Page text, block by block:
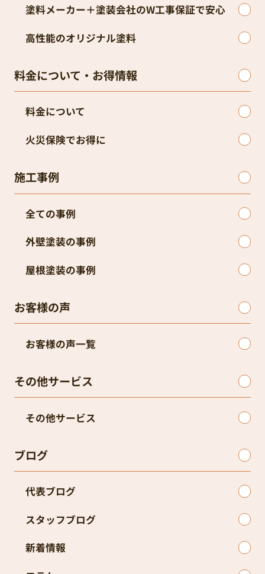
塗料メーカー＋塗装会社のW工事保証で安心
高性能のオリジナル塗料
料金について・お得情報
料金について
火災保険でお得に
施工事例
全ての事例
外壁塗装の事例
屋根塗装の事例
お客様の声
お客様の声一覧
その他サービス
その他サービス
ブログ
代表ブログ
スタッフブログ
新着情報